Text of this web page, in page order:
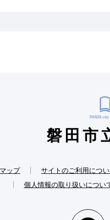
磐田市
ップ サイトのご利用につ
個人情報の取り扱いについ